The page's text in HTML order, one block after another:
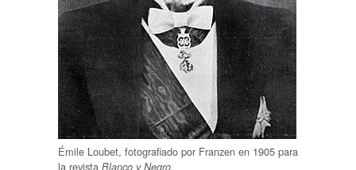
Émile Loubet, fotografiado por Franzen en 1905 para
la revista Blanco y Negro.